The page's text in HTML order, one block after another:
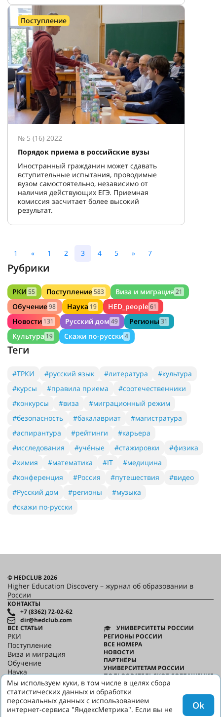
Поступление
№ 5 (16) 2022
Порядок приема в российские вузы
Иностранный гражданин может сдавать
вступительные испытания, проводимые
вузом самостоятельно, независимо от
наличия действующих ЕГЭ. Приемная
комиссия засчитает более высокий
результат.
1 « 1 2 3 4 5 » 7
Рубрики
РКИ 55 Поступление583 Виза и миграция 21
Обучение98 Наука 19 HED_people61
Новости 131 Русский дом 49 Регионы31
Культура 19 Скажи по-русски4
Теги
#ТРКИ #русский язык #литература
#культура
#курсы
#правила приема
#соотечественники
#конкурсы
#виза
#миграционный режим
#безопасность
#бакалавриат
#магистратура
#аспирантура
#рейтинги
#карьера
#исследования
#учёные #стажировки
#физика
#химия
#математика #IT
#медицина
#конференция
#Россия #путешествия
#видео
#Русский дом
#регионы
#музыка
#скажи по-русски
© HEDCLUB 2026
Higher Education Discovery – журнал об образовании в
России
КОНТАКТЫ
+7 (8362) 72-02-62
dir@hedclub.com
ВСЕ СТАТЬИ
РКИ
Поступление
Виза и миграция
Обучение
Наука
HED_people
Русский дом
Регионы
Культура
УНИВЕРСИТЕТЫ РОССИИ
РЕГИОНЫ РОССИИ
ВСЕ НОМЕРА
НОВОСТИ
ПАРТНЁРЫ
УНИВЕРСИТЕТАМ РОССИИ
ПОЛЬЗОВАТЕЛЬСКОЕ СОГЛАШЕНИЕ
КОНФИДЕНЦИАЛЬНОСТЬ
О HED
Мы используем куки, в том числе в целях сбора
статистических данных и обработки
персональных данных с использованием
интернет-сервиса "ЯндексМетрика". Если вы не
Ok